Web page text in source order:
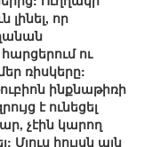
լինել, որ
ու
ռիսկերը:
ինքնաթիռի
է ունեցել
չէին կարող
հույսն այն